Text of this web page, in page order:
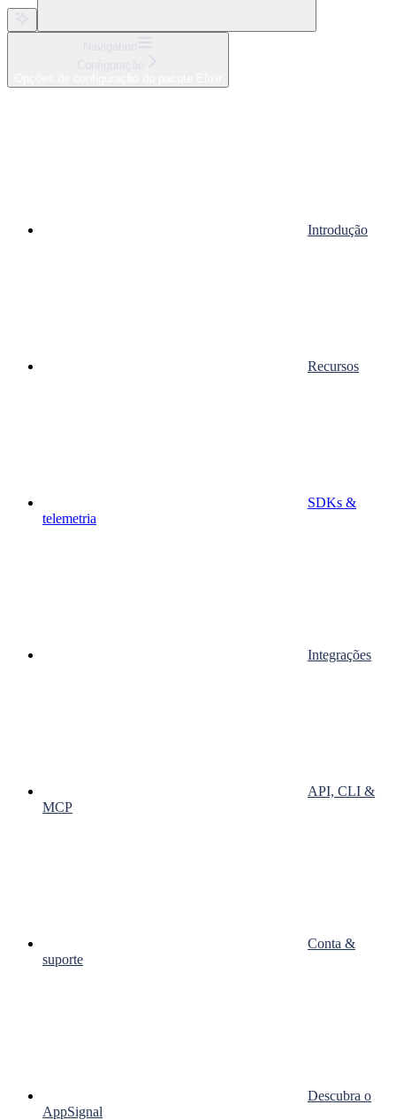
Introdução
Recursos
SDKs &
telemetria
Integrações
API, CLI &
MCP
Conta &
suporte
Descubra o
AppSignal